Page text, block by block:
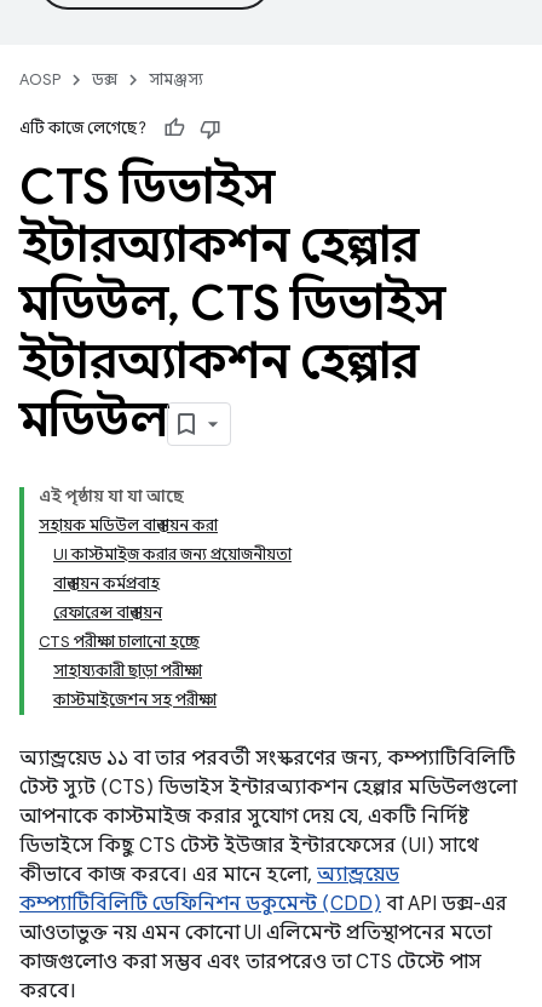
AOSP ডক্স সামঞ্জস্য
এটি কাজে লেগেছে?
CTS ডিভাইস
ইন্টারঅ্যাকশন হেল্পার
মডিউল, CTS ডিভাইস
ইন্টারঅ্যাকশন হেল্পার
মডিউল
এই পৃষ্ঠায় যা যা আছে
সহায়ক মডিউল বাস্তবায়ন করা
UI কাস্টমাইজ করার জন্য প্রয়োজনীয়তা
বাস্তবায়ন কর্মপ্রবাহ
রেফারেন্স বাস্তবায়ন
CTS পরীক্ষা চালানো হচ্ছে
সাহায্যকারী ছাড়া পরীক্ষা
কাস্টমাইজেশন সহ পরীক্ষা
অ্যান্ড্রয়েড ১১ বা তার পরবর্তী সংস্করণের জন্য, কম্প্যাটিবিলিটি
টেস্ট স্যুট (CTS) ডিভাইস ইন্টারঅ্যাকশন হেল্পার মডিউলগুলো
আপনাকে কাস্টমাইজ করার সুযোগ দেয় যে, একটি নির্দিষ্ট
ডিভাইসে কিছু CTS টেস্ট ইউজার ইন্টারফেসের (UI) সাথে
কীভাবে কাজ করবে। এর মানে হলো, অ্যান্ড্রয়েড
কম্প্যাটিবিলিটি ডেফিনিশন ডকুমেন্ট (CDD) বা API ডক্স-এর
আওতাভুক্ত নয় এমন কোনো UI এলিমেন্ট প্রতিস্থাপনের মতো
কাজগুলোও করা সম্ভব এবং তারপরেও তা CTS টেস্টে পাস
করবে।